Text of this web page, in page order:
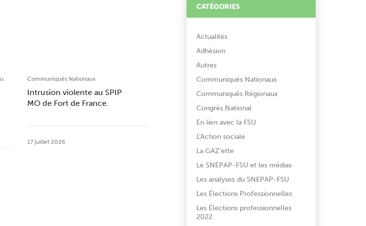
Communiqués Nationaux
Intrusion violente au SPIP
MO de Fort de France.
17 juillet 2026
CATÉGORIES
Actualités
Adhésion
Autres
Communiqués Nationaux
Communiqués Régionaux
Congrès National
En lien avec la FSU
L'Action sociale
La GAZ'ette
Le SNEPAP-FSU et les médias
Les analyses du SNEPAP-FSU
Les Élections Professionnelles
Les Élections professionnelles
2022